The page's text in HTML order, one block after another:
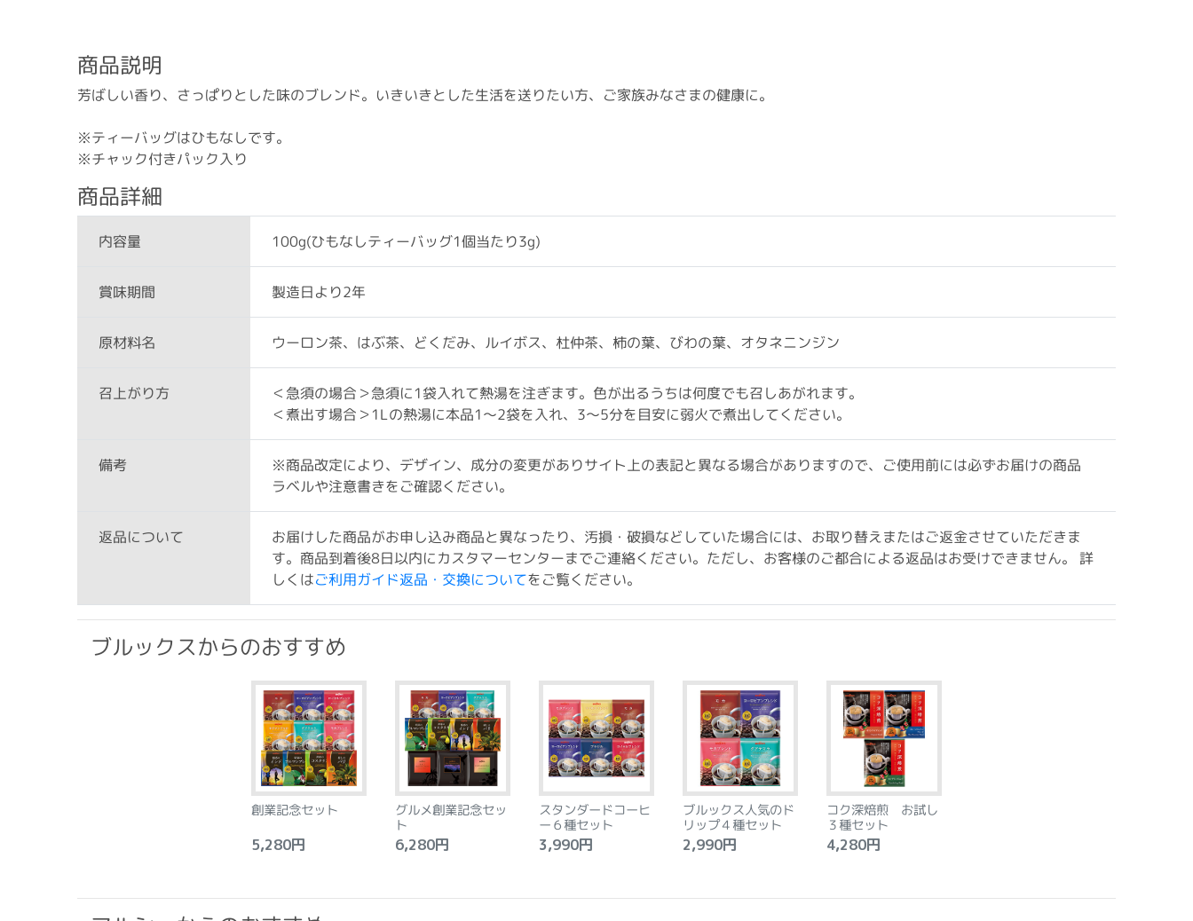
商品説明
芳ばしい香り、さっぱりとした味のブレンド。いきいきとした生活を送りたい方、ご家族みなさまの健康に。
※ティーバッグはひもなしです。
※チャック付きパック入り
商品詳細
内容量 100g(ひもなしティーバッグ1個当たり3g)
賞味期間 製造日より2年
原材料名 ウーロン茶、はぶ茶、どくだみ、ルイボス、杜仲茶、柿の葉、びわの葉、オタネニンジン
召上がり方 ＜急須の場合＞急須に1袋入れて熱湯を注ぎます。色が出るうちは何度でも召しあがれます。
＜煮出す場合＞1Lの熱湯に本品1～2袋を入れ、3～5分を目安に弱火で煮出してください。
備考 ※商品改定により、デザイン、成分の変更がありサイト上の表記と異なる場合がありますので、ご使用前には必ずお届けの商品
ラベルや注意書きをご確認ください。
返品について お届けした商品がお申し込み商品と異なったり、汚損・破損などしていた場合には、お取り替えまたはご返金させていただきま
す。商品到着後8日以内にカスタマーセンターまでご連絡ください。ただし、お客様のご都合による返品はお受けできません。 詳
しくはご利用ガイド返品・交換についてをご覧ください。
ブルックスからのおすすめ
創業記念セット
5,280円
グルメ創業記念セッ
ト
6,280円
スタンダードコーヒ
ー６種セット
3,990円
ブルックス人気のド
リップ４種セット
2,990円
コク深焙煎 お試し
３種セット
4,280円